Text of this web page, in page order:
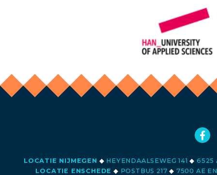
LOCATIE NIJMEGEN ◆ HEYENDAALSEWEG 141◆ 6525
LOCATIE ENSCHEDE ◆ POSTBUS 217◆ 7500 AE